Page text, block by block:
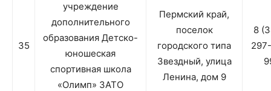
35
учреждение
дополнительного
образования Детско-
юношеская
спортивная школа
«Олимп» ЗАТО
Пермский край,
поселок
городского типа
Звездный, улица
Ленина, дом 9
8